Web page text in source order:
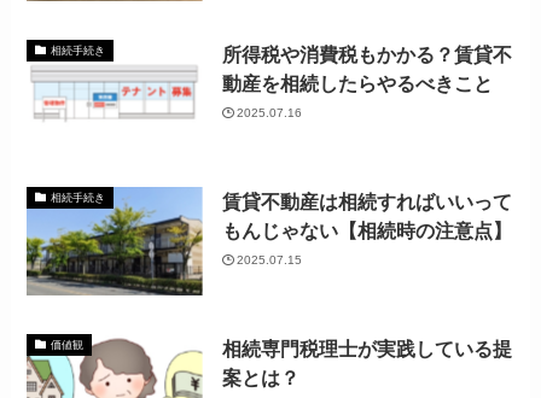
相続手続き
所得税や消費税もかかる？賃貸不
動産を相続したらやるべきこと
2025.07.16
相続手続き
賃貸不動産は相続すればいいって
もんじゃない【相続時の注意点】
2025.07.15
価値観
相続専門税理士が実践している提
案とは？